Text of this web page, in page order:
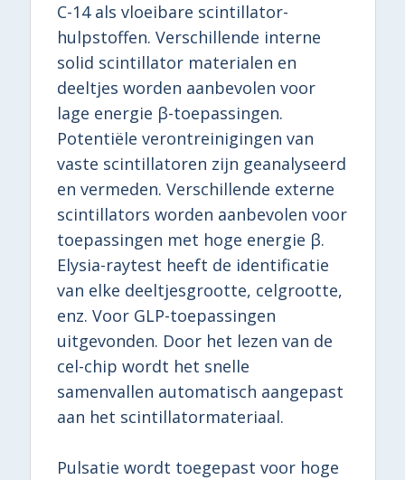
C-14 als vloeibare scintillator-
hulpstoffen. Verschillende interne
solid scintillator materialen en
deeltjes worden aanbevolen voor
lage energie β-toepassingen.
Potentiële verontreinigingen van
vaste scintillatoren zijn geanalyseerd
en vermeden. Verschillende externe
scintillators worden aanbevolen voor
toepassingen met hoge energie β.
Elysia-raytest heeft de identificatie
van elke deeltjesgrootte, celgrootte,
enz. Voor GLP-toepassingen
uitgevonden. Door het lezen van de
cel-chip wordt het snelle
samenvallen automatisch aangepast
aan het scintillatormateriaal.
Pulsatie wordt toegepast voor hoge